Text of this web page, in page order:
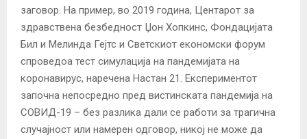
заговор. На пример, во 2019 година, Центарот за
здравствена безбедност Џон Хопкинс, Фондацијата
Бил и Мелинда Гејтс и Светскиот економски форум
спроведоа тест симулација на пандемијата на
коронавирус, наречена Настан 21. Експериментот
започна непосредно пред вистинската пандемија на
СОВИД-19 – без разлика дали се работи за трагична
случајност или намерен одговор, никој не може да